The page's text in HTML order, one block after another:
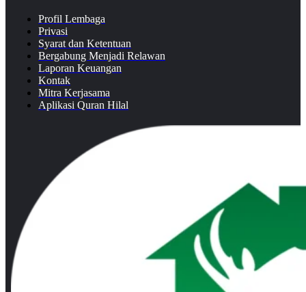
Profil Lembaga
Privasi
Syarat dan Ketentuan
Bergabung Menjadi Relawan
Laporan Keuangan
Kontak
Mitra Kerjasama
Aplikasi Quran Hilal